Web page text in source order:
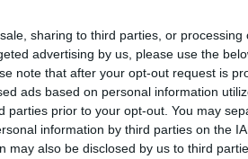
sharing to third parties, or processing
advertising by us, please use the
note that after your opt-out request is
ads based on personal information
parties prior to your opt-out. You may
information by third parties on the
may also be disclosed by us to third
στο (βαρετό) σιδέρωμα
Effie!